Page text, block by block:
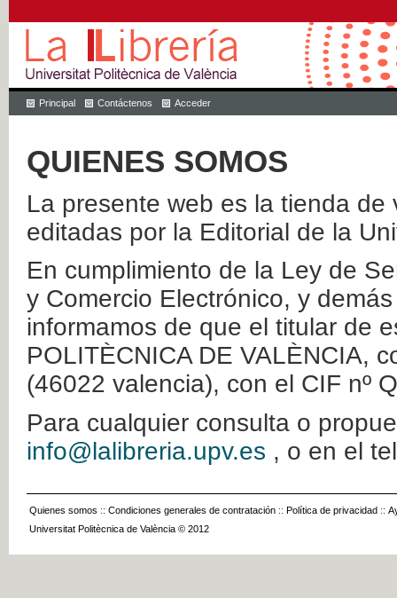
Principal Contáctenos Acceder
QUIENES SOMOS
La presente web es la tienda
editadas por la Editorial de la
En cumplimiento de la Ley de
y Comercio Electrónico, y
informamos de que el titular de
POLITÈCNICA DE VALÈNCIA,
(46022 valencia), con el CIF nº
Para cualquier consulta o
info@lalibreria.upv.es , o en el
Quienes somos :: Condiciones generales de contratación :: Política de privacidad ::
Universitat Politècnica de València © 2012